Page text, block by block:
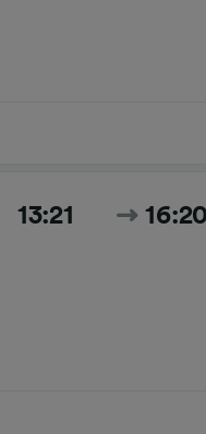
13:21 16:20